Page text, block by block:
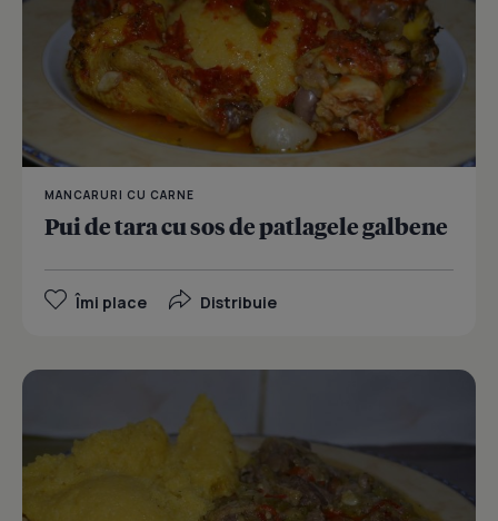
MANCARURI CU CARNE
Pui de tara cu sos de patlagele galbene
Îmi place Distribuie